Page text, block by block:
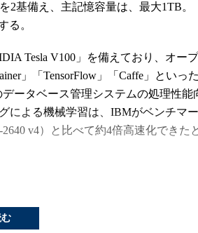
2基備え、主記憶容量は、最大1TB。
る。
Tesla V100」を備えており、オープ
」「TensorFlow」「Caffe」といった
ータベース管理システムの処理性能
による機械学習は、IBMがベンチマー
v4）と比べて約4倍高速化できた